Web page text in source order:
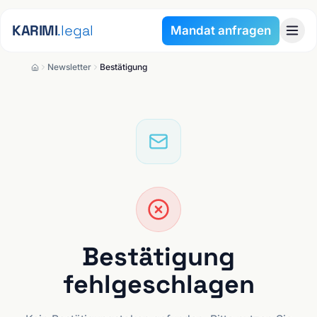
KARIMI.legal Mandat anfragen
Newsletter Bestätigung
Bestätigung
fehlgeschlagen